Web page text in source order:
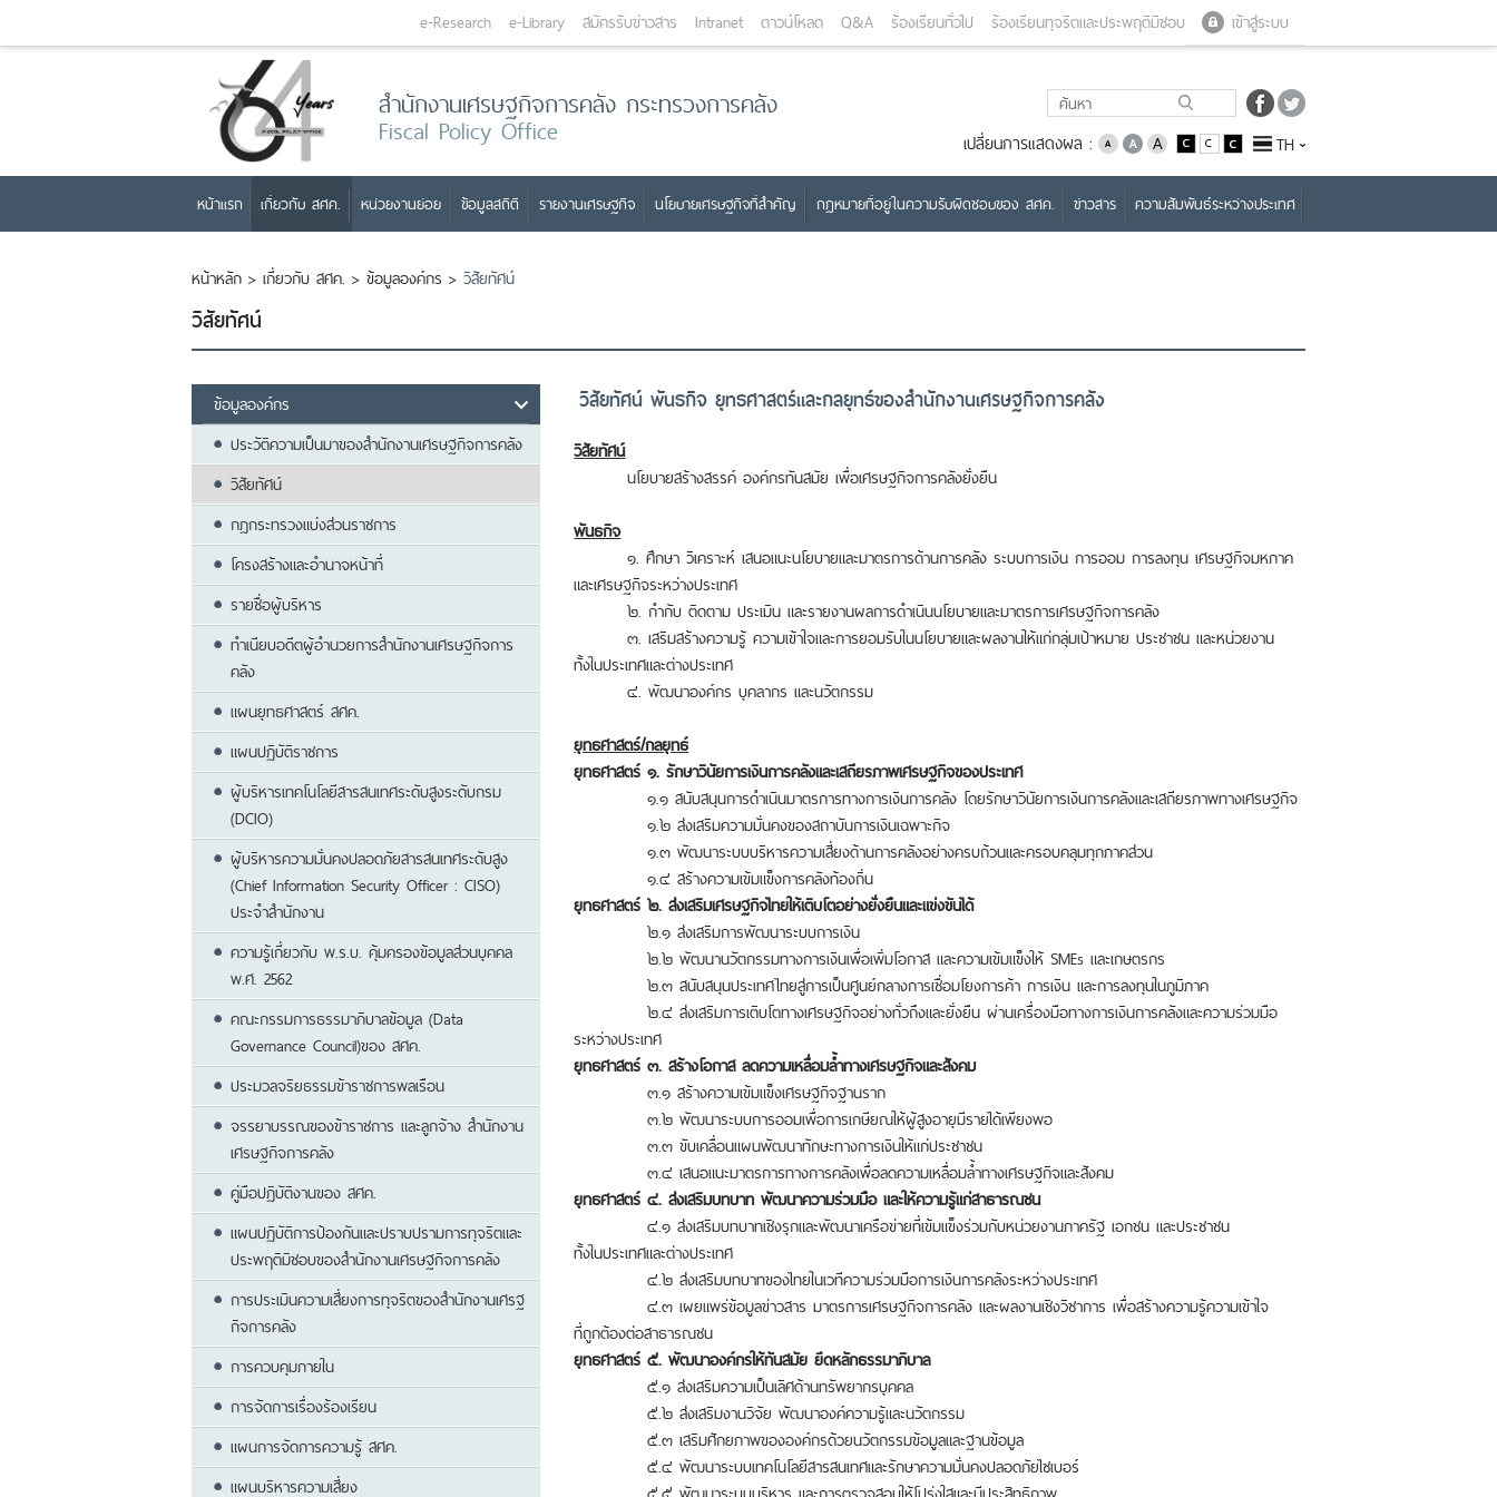
เข้าสู่ระบบ
e-Research e-Library สมัครรับข่าวสาร Intranet ดาวน์โหลด Q&A ร้องเรียนทั่วไป ร้องเรียนทุจริตและประพฤติมิชอบ
สำนักงานเศรษฐกิจการคลัง กระทรวงการคลัง
Fiscal Policy Office เปลี่ยนการแสดงผล : TH
หน้าแรก เกี่ยวกับ สศค. หน่วยงานย่อย ข้อมูลสถิติ รายงานเศรษฐกิจ นโยบายเศรษฐกิจที่สำคัญ กฎหมายที่อยู่ในความรับผิดชอบของ สศค. ข่าวสาร ความสัมพันธ์ระหว่างประเทศ
หน้าหลัก > เกี่ยวกับ สศค. > ข้อมูลองค์กร > วิสัยทัศน์
วิสัยทัศน์
ข้อมูลองค์กร
ประวัติความเป็นมาของสำนักงานเศรษฐกิจการคลัง
วิสัยทัศน์
กฎกระทรวงแบ่งส่วนราชการ
โครงสร้างและอำนาจหน้าที่
รายชื่อผู้บริหาร
ทำเนียบอดีตผู้อำนวยการสำนักงานเศรษฐกิจการ
คลัง
แผนยุทธศาสตร์ สศค.
แผนปฏิบัติราชการ
ผู้บริหารเทคโนโลยีสารสนเทศระดับสูงระดับกรม
(DCIO)
ผู้บริหารความมั่นคงปลอดภัยสารสนเทศระดับสูง
(Chief Information Security Officer : CISO)
ประจำสำนักงาน
ความรู้เกี่ยวกับ พ.ร.บ. คุ้มครองข้อมูลส่วนบุคคล
พ.ศ. 2562
คณะกรรมการธรรมาภิบาลข้อมูล (Data
Governance Council)ของ สศค.
ประมวลจริยธรรมข้าราชการพลเรือน
จรรยาบรรณของข้าราชการ และลูกจ้าง สำนักงาน
เศรษฐกิจการคลัง
คู่มือปฏิบัติงานของ สศค.
แผนปฏิบัติการป้องกันและปราบปรามการทุจริตและ
ประพฤติมิชอบของสำนักงานเศรษฐกิจการคลัง
การประเมินความเสี่ยงการทุจริตของสำนักงานเศรฐ
กิจการคลัง
การควบคุมภายใน
การจัดการเรื่องร้องเรียน
แผนการจัดการความรู้ สศค.
แผนบริหารความเสี่ยง
วิสัยทัศน์ พันธกิจ ยุทธศาสตร์และกลยุทธ์ของสำนักงานเศรษฐกิจการคลัง
วิสัยทัศน์
นโยบายสร้างสรรค์ องค์กรทันสมัย เพื่อเศรษฐกิจการคลังยั่งยืน
พันธกิจ
๑. ศึกษา วิเคราะห์ เสนอแนะนโยบายและมาตรการด้านการคลัง ระบบการเงิน การออม การลงทุน เศรษฐกิจมหภาค
และเศรษฐกิจระหว่างประเทศ
๒. กำกับ ติดตาม ประเมิน และรายงานผลการดำเนินนโยบายและมาตรการเศรษฐกิจการคลัง
๓. เสริมสร้างความรู้ ความเข้าใจและการยอมรับในนโยบายและผลงานให้แก่กลุ่มเป้าหมาย ประชาชน และหน่วยงาน
ทั้งในประเทศและต่างประเทศ
๔. พัฒนาองค์กร บุคลากร และนวัตกรรม
ยุทธศาสตร์/กลยุทธ์
ยุทธศาสตร์ ๑. รักษาวินัยการเงินการคลังและเสถียรภาพเศรษฐกิจของประเทศ
๑.๑ สนับสนุนการดำเนินมาตรการทางการเงินการคลัง โดยรักษาวินัยการเงินการคลังและเสถียรภาพทางเศรษฐกิจ
๑.๒ ส่งเสริมความมั่นคงของสถาบันการเงินเฉพาะกิจ
๑.๓ พัฒนาระบบบริหารความเสี่ยงด้านการคลังอย่างครบถ้วนและครอบคลุมทุกภาคส่วน
๑.๔ สร้างความเข้มแข็งการคลังท้องถิ่น
ยุทธศาสตร์ ๒. ส่งเสริมเศรษฐกิจไทยให้เติบโตอย่างยั่งยืนและแข่งขันได้
๒.๑ ส่งเสริมการพัฒนาระบบการเงิน
๒.๒ พัฒนานวัตกรรมทางการเงินเพื่อเพิ่มโอกาส และความเข้มแข็งให้ SMEs และเกษตรกร
๒.๓ สนับสนุนประเทศไทยสู่การเป็นศูนย์กลางการเชื่อมโยงการค้า การเงิน และการลงทุนในภูมิภาค
๒.๔ ส่งเสริมการเติบโตทางเศรษฐกิจอย่างทั่วถึงและยั่งยืน ผ่านเครื่องมือทางการเงินการคลังและความร่วมมือ
ระหว่างประเทศ
ยุทธศาสตร์ ๓.สร้างโอกาส ลดความเหลื่อมล้ำทางเศรษฐกิจและสังคม
๓.๑ สร้างความเข้มแข็งเศรษฐกิจฐานราก
๓.๒ พัฒนาระบบการออมเพื่อการเกษียณให้ผู้สูงอายุมีรายได้เพียงพอ
๓.๓ ขับเคลื่อนแผนพัฒนาทักษะทางการเงินให้แก่ประชาชน
๓.๔ เสนอแนะมาตรการทางการคลังเพื่อลดความเหลื่อมล้ำทางเศรษฐกิจและสังคม
ยุทธศาสตร์ ๔. ส่งเสริมบทบาท พัฒนาความร่วมมือ และให้ความรู้แก่สาธารณชน
๔.๑ ส่งเสริมบทบาทเชิงรุกและพัฒนาเครือข่ายที่เข้มแข็งร่วมกับหน่วยงานภาครัฐ เอกชน และประชาชน
ทั้งในประเทศและต่างประเทศ
๔.๒ ส่งเสริมบทบาทของไทยในเวทีความร่วมมือการเงินการคลังระหว่างประเทศ
๔.๓ เผยแพร่ข้อมูลข่าวสาร มาตรการเศรษฐกิจการคลัง และผลงานเชิงวิชาการ เพื่อสร้างความรู้ความเข้าใจ
ที่ถูกต้องต่อสาธารณชน
ยุทธศาสตร์ ๕. พัฒนาองค์กรให้ทันสมัย ยึดหลักธรรมาภิบาล
๕.๑ ส่งเสริมความเป็นเลิศด้านทรัพยากรบุคคล
๕.๒ ส่งเสริมงานวิจัย พัฒนาองค์ความรู้และนวัตกรรม
๕.๓ เสริมศักยภาพขององค์กรด้วยนวัตกรรมข้อมูลและฐานข้อมูล
๕.๔ พัฒนาระบบเทคโนโลยีสารสนเทศและรักษาความมั่นคงปลอดภัยไซเบอร์